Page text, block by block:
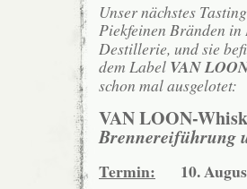
Unser nächstes
Piekfeinen Bränden
Destillerie, und sie
dem Label VAN
schon mal ausgelotet:
VAN LOON-
Brennereiführung
Termin: 10.